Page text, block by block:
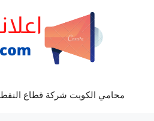
محامي الكويت شركة قطاع